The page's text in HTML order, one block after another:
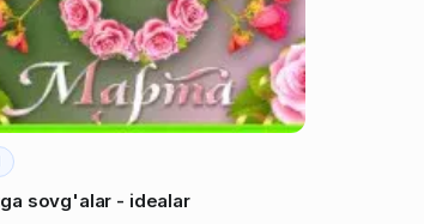
sovg'alar - idealar